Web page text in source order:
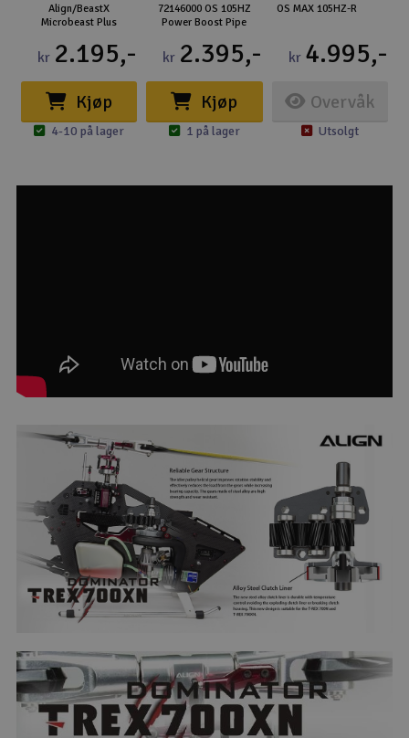
Align/BeastX
Microbeast Plus
kr 2.195,-
Kjøp
4-10 på lager
72146000 OS 105HZ
Power Boost Pipe
kr 2.395,-
Kjøp
1 på lager
OS MAX 105HZ-R
kr 4.995,-
Overvåk
Utsolgt